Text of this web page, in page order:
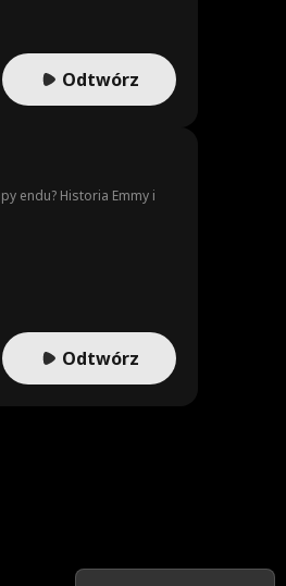
Odtwórz
endu? Historia Emmy i
Odtwórz